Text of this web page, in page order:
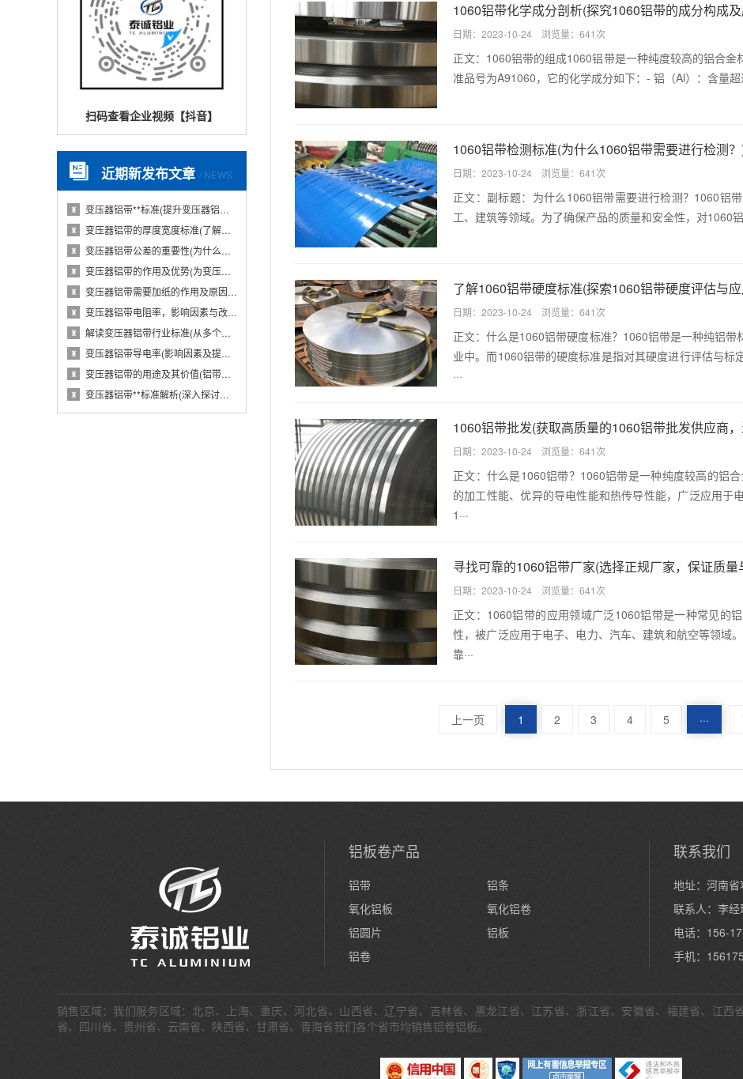
扫码查看企业视频【抖音】
近期新发布文章 / NEWS
♜ 变压器铝带**标准(提升变压器铝带质量的国···
♜ 变压器铝带的厚度宽度标准(了解变压器铝带的···
♜ 变压器铝带公差的重要性(为什么变压器铝带公···
♜ 变压器铝带的作用及优势(为变压器提供导电性···
♜ 变压器铝带需要加纸的作用及原因(从电气性能···
♜ 变压器铝带电阻率，影响因素与改进措施(分析···
♜ 解读变压器铝带行业标准(从多个维度探究变压···
♜ 变压器铝带导电率(影响因素及提高方法)
♜ 变压器铝带的用途及其价值(铝带在变压器中的···
♜ 变压器铝带**标准解析(深入探讨变压器铝带···
1060铝带化学成分剖析(探究1060铝带的成分构成
日期：2023-10-24 浏览量：641次
正文：1060铝带的组成1060铝带是一种纯度较高的铝合
准品号为A91060，它的化学成分如下：- 铝（Al）：含量超
1060铝带检测标准(为什么1060铝带需要进行检测
日期：2023-10-24 浏览量：641次
正文：副标题：为什么1060铝带需要进行检测？1060铝
工、建筑等领域。为了确保产品的质量和安全性，对1060
了解1060铝带硬度标准(探索1060铝带硬度评估与
日期：2023-10-24 浏览量：641次
正文：什么是1060铝带硬度标准？1060铝带是一种纯铝
业中。而1060铝带的硬度标准是指对其硬度进行评估与
···
1060铝带批发(获取高质量的1060铝带批发供应商
日期：2023-10-24 浏览量：641次
正文：什么是1060铝带？1060铝带是一种纯度较高的铝
的加工性能、优异的导电性能和热传导性能，广泛应用于
1···
寻找可靠的1060铝带厂家(选择正规厂家，保证质量
日期：2023-10-24 浏览量：641次
正文：1060铝带的应用领域广泛1060铝带是一种常见的
性，被广泛应用于电子、电力、汽车、建筑和航空等领域
靠···
上一页 1 2 3 4 5 ···
铝板卷产品
铝带
铝条
氧化铝板
氧化铝卷
铝圆片
铝板
铝卷
联系我们
地址：河南
联系人：李经
电话：156-
手机：
销售区域：我们服务区域：北京、上海、重庆、河北省、山西省、辽宁省、吉林省、黑龙江省、江苏省、浙江省、安徽省、福建省、江
省、四川省、贵州省、云南省、陕西省、甘肃省、青海省我们各个省市均销售铝卷铝板。